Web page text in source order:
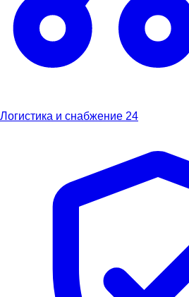
Логистика и снабжение 24